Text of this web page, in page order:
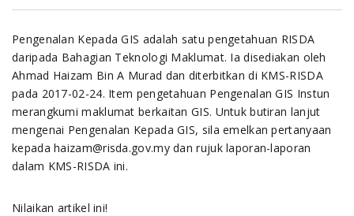
Pengenalan Kepada GIS adalah satu pengetahuan RISDA
daripada Bahagian Teknologi Maklumat. Ia disediakan oleh
Ahmad Haizam Bin A Murad dan diterbitkan di KMS-RISDA
pada 2017-02-24. Item pengetahuan Pengenalan GIS Instun
merangkumi maklumat berkaitan GIS. Untuk butiran lanjut
mengenai Pengenalan Kepada GIS, sila emelkan pertanyaan
kepada haizam@risda.gov.my dan rujuk laporan-laporan
dalam KMS-RISDA ini.
Nilaikan artikel ini!